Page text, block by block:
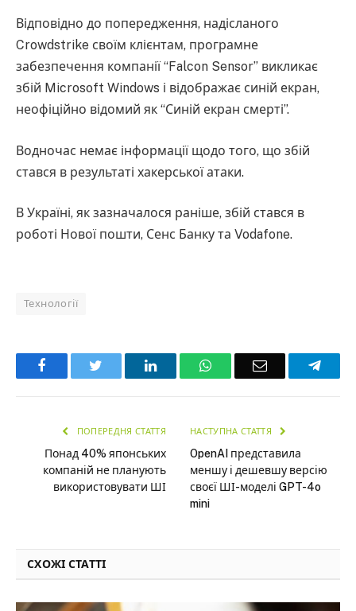
Відповідно до попередження, надісланого
Crowdstrike своїм клієнтам, програмне
забезпечення компанії “Falcon Sensor” викликає
збій Microsoft Windows і відображає синій екран,
неофіційно відомий як “Синій екран смерті”.
Водночас немає інформації щодо того, що збій
стався в результаті хакерської атаки.
В Україні, як зазначалося раніше, збій стався в
роботі Нової пошти, Сенс Банку та Vodafone.
Технології
Facebook LinkedInWhatsAppEmail
ПОПЕРЕДНЯ СТАТТЯ
Понад 40% японських
компаній не планують
використовувати ШІ
НАСТУПНА СТАТТЯ
OpenAI представила
меншу і дешевшу версію
своєї ШІ-моделі GPT-4o
mini
СХОЖІ СТАТТІ